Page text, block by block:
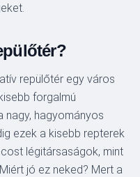
repülőtér egy város
forgalmú
nagy, hagyományos
ezek a kisebb repterek
légitársaságok, mint
jó ez neked? Mert a